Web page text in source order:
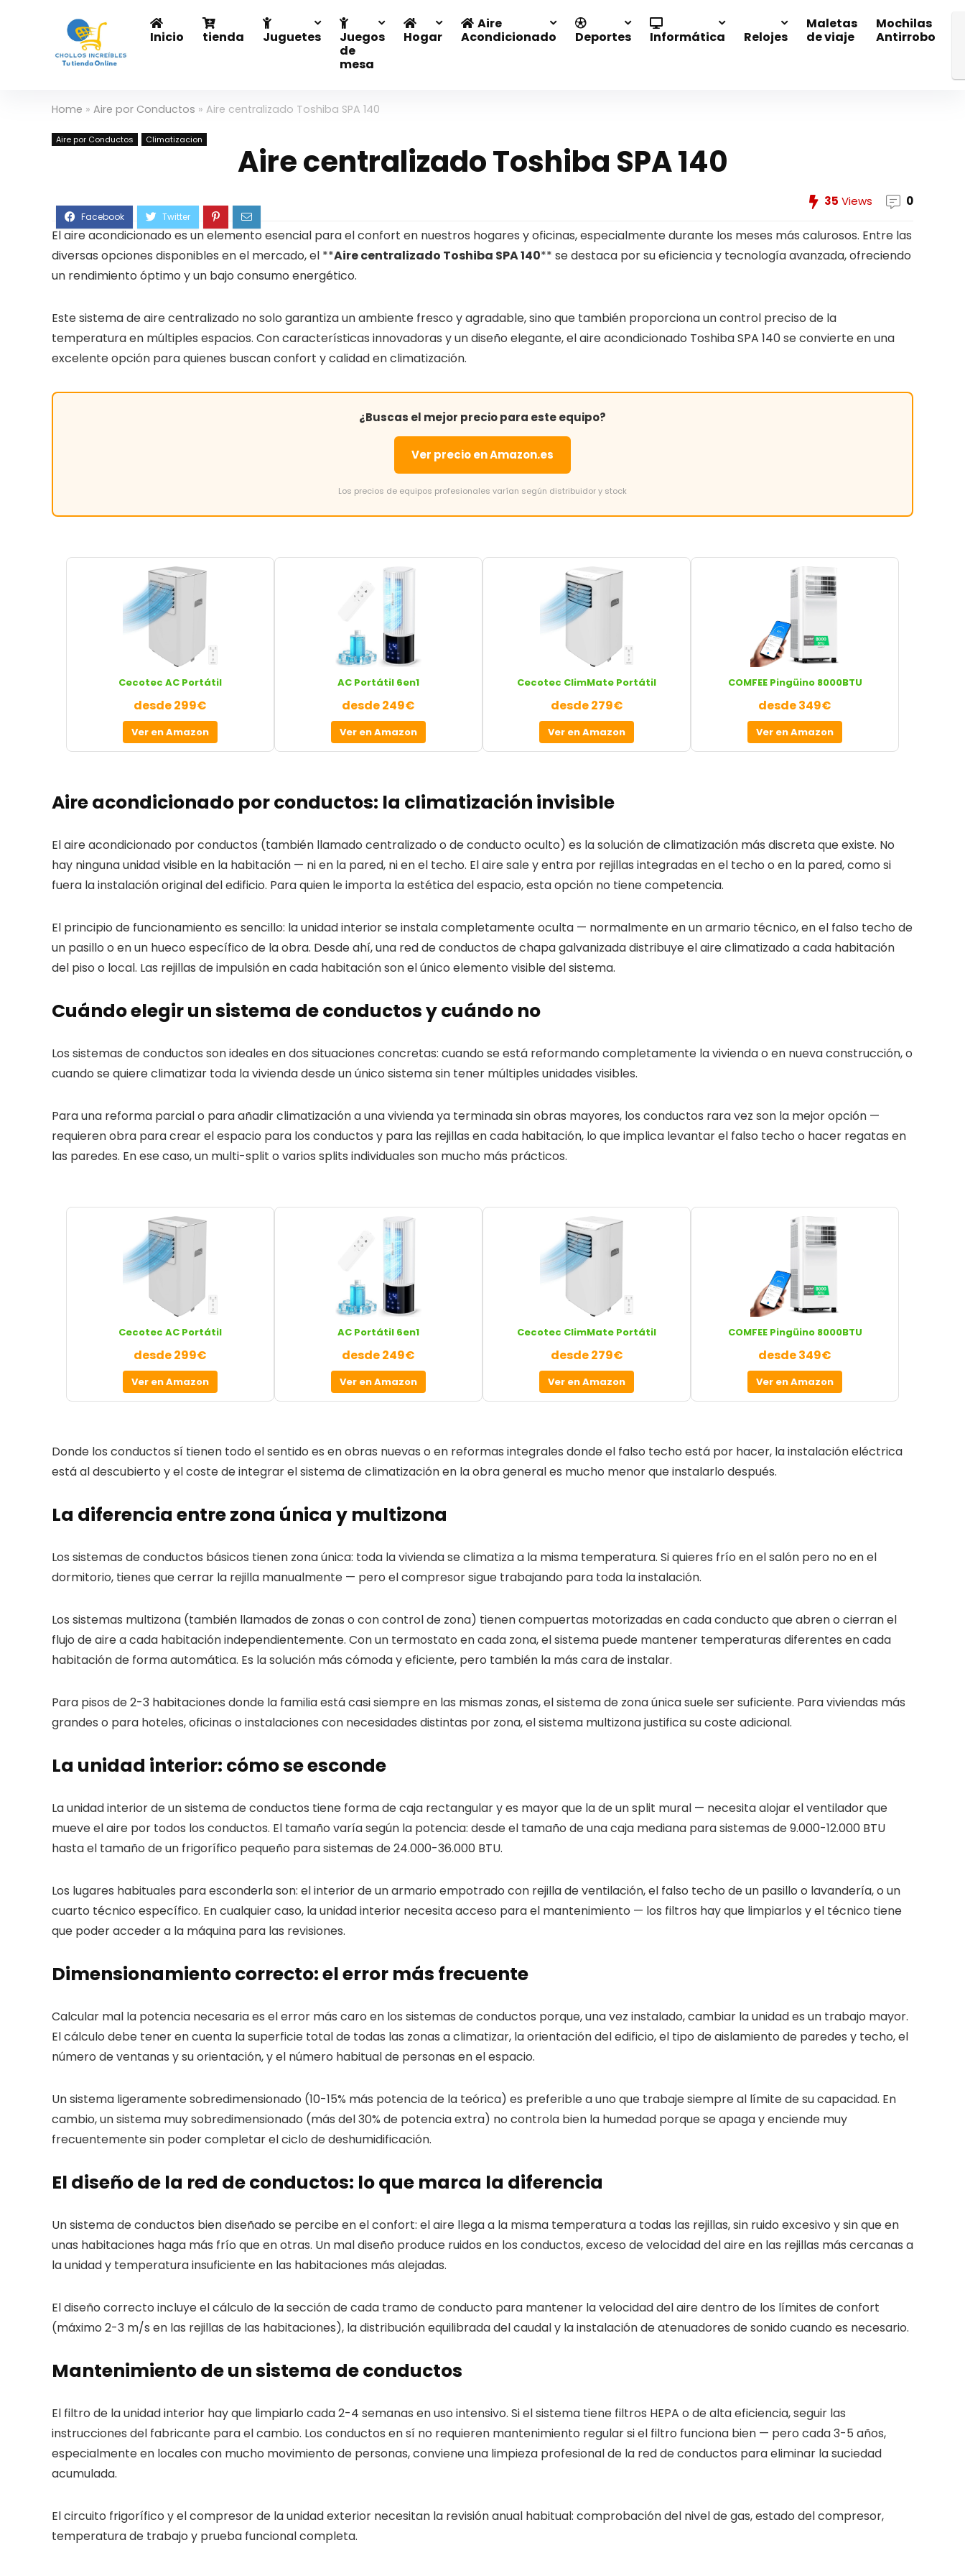
Inicio tienda Juguetes
Juegos
de
mesa
Hogar
Aire
Acondicionado
Deportes Informática Relojes
Maletas
de viaje
Mochilas
Antirrobo
Home » Aire por Conductos » Aire centralizado Toshiba SPA 140
Aire por Conductos Climatizacion
Aire centralizado Toshiba SPA 140
35 Views 0
El aire acondicionado es un elemento esencial para el confort en nuestros hogares y oficinas, especialmente durante los meses más calurosos. Entre las
diversas opciones disponibles en el mercado, el **Aire centralizado Toshiba SPA 140** se destaca por su eficiencia y tecnología avanzada, ofreciendo
un rendimiento óptimo y un bajo consumo energético.
Este sistema de aire centralizado no solo garantiza un ambiente fresco y agradable, sino que también proporciona un control preciso de la
temperatura en múltiples espacios. Con características innovadoras y un diseño elegante, el aire acondicionado Toshiba SPA 140 se convierte en una
excelente opción para quienes buscan confort y calidad en climatización.
¿Buscas el mejor precio para este equipo?
Ver precio en Amazon.es
Los precios de equipos profesionales varían según distribuidor y stock
Cecotec AC Portátil
desde 299€
Ver en Amazon
AC Portátil 6en1
desde 249€
Ver en Amazon
Cecotec ClimMate Portátil
desde 279€
Ver en Amazon
COMFEE Pingüino 8000BTU
desde 349€
Ver en Amazon
Aire acondicionado por conductos: la climatización invisible
El aire acondicionado por conductos (también llamado centralizado o de conducto oculto) es la solución de climatización más discreta que existe. No
hay ninguna unidad visible en la habitación — ni en la pared, ni en el techo. El aire sale y entra por rejillas integradas en el techo o en la pared, como si
fuera la instalación original del edificio. Para quien le importa la estética del espacio, esta opción no tiene competencia.
El principio de funcionamiento es sencillo: la unidad interior se instala completamente oculta — normalmente en un armario técnico, en el falso techo de
un pasillo o en un hueco específico de la obra. Desde ahí, una red de conductos de chapa galvanizada distribuye el aire climatizado a cada habitación
del piso o local. Las rejillas de impulsión en cada habitación son el único elemento visible del sistema.
Cuándo elegir un sistema de conductos y cuándo no
Los sistemas de conductos son ideales en dos situaciones concretas: cuando se está reformando completamente la vivienda o en nueva construcción, o
cuando se quiere climatizar toda la vivienda desde un único sistema sin tener múltiples unidades visibles.
Para una reforma parcial o para añadir climatización a una vivienda ya terminada sin obras mayores, los conductos rara vez son la mejor opción —
requieren obra para crear el espacio para los conductos y para las rejillas en cada habitación, lo que implica levantar el falso techo o hacer regatas en
las paredes. En ese caso, un multi-split o varios splits individuales son mucho más prácticos.
Cecotec AC Portátil
desde 299€
Ver en Amazon
AC Portátil 6en1
desde 249€
Ver en Amazon
Cecotec ClimMate Portátil
desde 279€
Ver en Amazon
COMFEE Pingüino 8000BTU
desde 349€
Ver en Amazon
Donde los conductos sí tienen todo el sentido es en obras nuevas o en reformas integrales donde el falso techo está por hacer, la instalación eléctrica
está al descubierto y el coste de integrar el sistema de climatización en la obra general es mucho menor que instalarlo después.
La diferencia entre zona única y multizona
Los sistemas de conductos básicos tienen zona única: toda la vivienda se climatiza a la misma temperatura. Si quieres frío en el salón pero no en el
dormitorio, tienes que cerrar la rejilla manualmente — pero el compresor sigue trabajando para toda la instalación.
Los sistemas multizona (también llamados de zonas o con control de zona) tienen compuertas motorizadas en cada conducto que abren o cierran el
flujo de aire a cada habitación independientemente. Con un termostato en cada zona, el sistema puede mantener temperaturas diferentes en cada
habitación de forma automática. Es la solución más cómoda y eficiente, pero también la más cara de instalar.
Para pisos de 2-3 habitaciones donde la familia está casi siempre en las mismas zonas, el sistema de zona única suele ser suficiente. Para viviendas más
grandes o para hoteles, oficinas o instalaciones con necesidades distintas por zona, el sistema multizona justifica su coste adicional.
La unidad interior: cómo se esconde
La unidad interior de un sistema de conductos tiene forma de caja rectangular y es mayor que la de un split mural — necesita alojar el ventilador que
mueve el aire por todos los conductos. El tamaño varía según la potencia: desde el tamaño de una caja mediana para sistemas de 9.000-12.000 BTU
hasta el tamaño de un frigorífico pequeño para sistemas de 24.000-36.000 BTU.
Los lugares habituales para esconderla son: el interior de un armario empotrado con rejilla de ventilación, el falso techo de un pasillo o lavandería, o un
cuarto técnico específico. En cualquier caso, la unidad interior necesita acceso para el mantenimiento — los filtros hay que limpiarlos y el técnico tiene
que poder acceder a la máquina para las revisiones.
Dimensionamiento correcto: el error más frecuente
Calcular mal la potencia necesaria es el error más caro en los sistemas de conductos porque, una vez instalado, cambiar la unidad es un trabajo mayor.
El cálculo debe tener en cuenta la superficie total de todas las zonas a climatizar, la orientación del edificio, el tipo de aislamiento de paredes y techo, el
número de ventanas y su orientación, y el número habitual de personas en el espacio.
Un sistema ligeramente sobredimensionado (10-15% más potencia de la teórica) es preferible a uno que trabaje siempre al límite de su capacidad. En
cambio, un sistema muy sobredimensionado (más del 30% de potencia extra) no controla bien la humedad porque se apaga y enciende muy
frecuentemente sin poder completar el ciclo de deshumidificación.
El diseño de la red de conductos: lo que marca la diferencia
Un sistema de conductos bien diseñado se percibe en el confort: el aire llega a la misma temperatura a todas las rejillas, sin ruido excesivo y sin que en
unas habitaciones haga más frío que en otras. Un mal diseño produce ruidos en los conductos, exceso de velocidad del aire en las rejillas más cercanas a
la unidad y temperatura insuficiente en las habitaciones más alejadas.
El diseño correcto incluye el cálculo de la sección de cada tramo de conducto para mantener la velocidad del aire dentro de los límites de confort
(máximo 2-3 m/s en las rejillas de las habitaciones), la distribución equilibrada del caudal y la instalación de atenuadores de sonido cuando es necesario.
Mantenimiento de un sistema de conductos
El filtro de la unidad interior hay que limpiarlo cada 2-4 semanas en uso intensivo. Si el sistema tiene filtros HEPA o de alta eficiencia, seguir las
instrucciones del fabricante para el cambio. Los conductos en sí no requieren mantenimiento regular si el filtro funciona bien — pero cada 3-5 años,
especialmente en locales con mucho movimiento de personas, conviene una limpieza profesional de la red de conductos para eliminar la suciedad
acumulada.
El circuito frigorífico y el compresor de la unidad exterior necesitan la revisión anual habitual: comprobación del nivel de gas, estado del compresor,
temperatura de trabajo y prueba funcional completa.